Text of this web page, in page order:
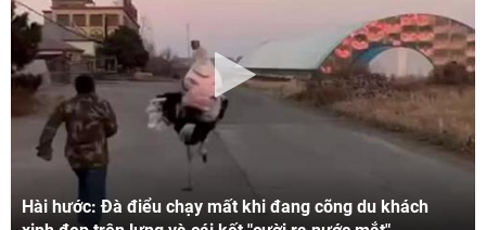
Hài hước: Đà điểu chạy mất khi đang cõng du khách